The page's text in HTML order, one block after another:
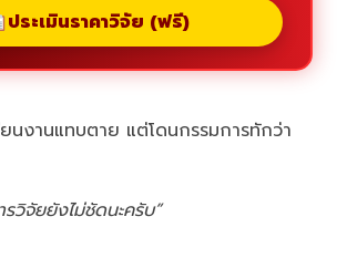
ประเมินราคาวิจัย (ฟรี)
นงานแทบตาย แต่โดนกรรมการทักว่า
รวิจัยยังไม่ชัดนะครับ”